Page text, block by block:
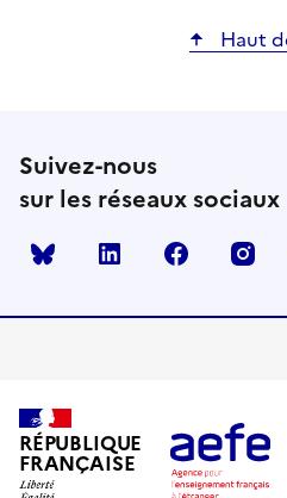
Haut
Suivez-nous
sur les réseaux sociaux
Bluesky linkedin facebook
RÉPUBLIQUE
FRANÇAISE